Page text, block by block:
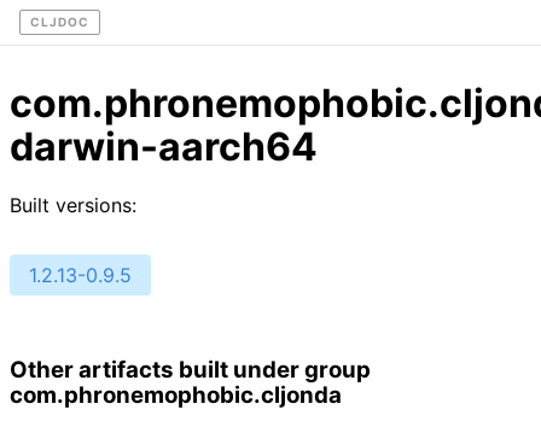
CLJDOC
darwin-aarch64
Built versions:
1.2.13-0.9.5
Other artifacts built under group
com.phronemophobic.cljonda